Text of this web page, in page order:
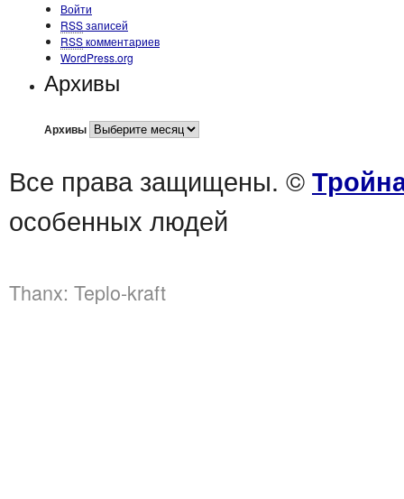
Войти
RSSзаписей
RSSкомментариев
WordPress.org
Архивы
Архивы
Все права защищены. ©
особенных людей
Thanx: Teplo-kraft